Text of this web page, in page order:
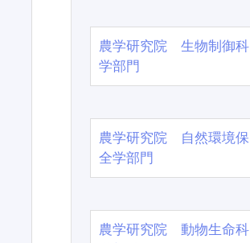
農学研究院 生物制御科
学部門
農学研究院 自然環境保
全学部門
農学研究院 動物生命科